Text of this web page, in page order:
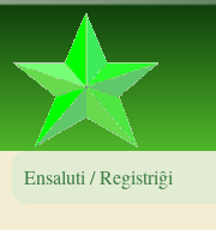
Ensaluti / Registriĝi